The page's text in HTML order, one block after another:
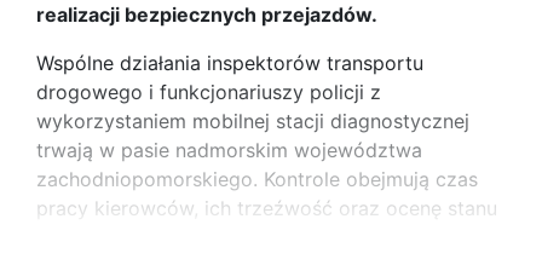
realizacji bezpiecznych przejazdów.
Wspólne działania inspektorów transportu
drogowego i funkcjonariuszy policji z
wykorzystaniem mobilnej stacji diagnostycznej
trwają w pasie nadmorskim województwa
zachodniopomorskiego. Kontrole obejmują czas
pracy kierowców, ich trzeźwość oraz ocenę stanu